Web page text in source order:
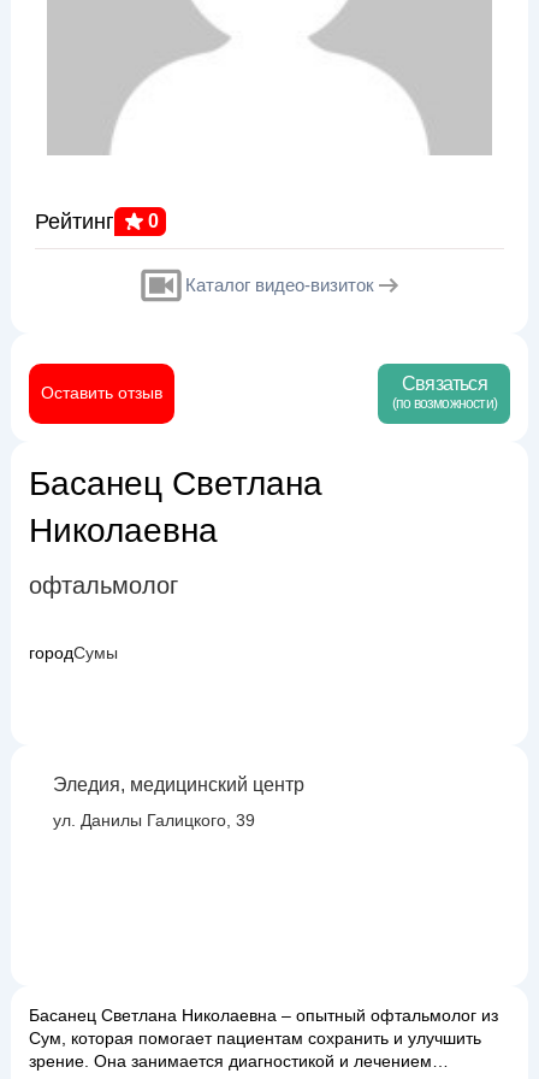
Рейтинг 0
Каталог видео-визиток
Оставить отзыв Связаться
(по возможности)
Басанец Светлана
Николаевна
офтальмолог
городСумы
Эледия, медицинский центр
ул. Данилы Галицкого, 39
Басанец Светлана Николаевна – опытный офтальмолог из
Сум, которая помогает пациентам сохранить и улучшить
зрение. Она занимается диагностикой и лечением